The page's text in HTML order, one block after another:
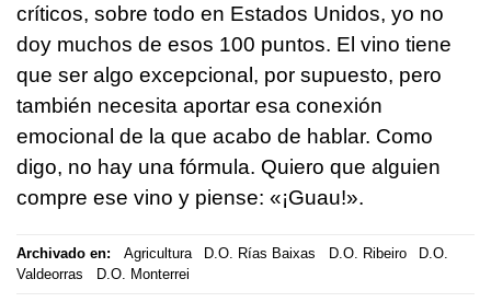
críticos, sobre todo en Estados Unidos, yo no
doy muchos de esos 100 puntos. El vino tiene
que ser algo excepcional, por supuesto, pero
también necesita aportar esa conexión
emocional de la que acabo de hablar. Como
digo, no hay una fórmula. Quiero que alguien
compre ese vino y piense: «¡Guau!».
Archivado en: Agricultura D.O. Rías Baixas D.O. Ribeiro
D.O.
Valdeorras
D.O. Monterrei